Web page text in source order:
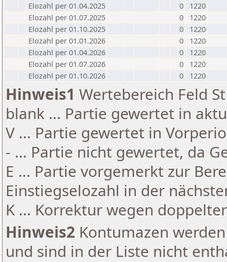
Elozahl per 01.04.2025
0
1220
Elozahl per 01.07.2025
0
1220
Elozahl per 01.10.2025
0
1220
Elozahl per 01.01.2026
0
1220
Elozahl per 01.04.2026
0
1220
Elozahl per 01.07.2026
0
1220
Elozahl per 01.10.2026
0 1220
Hinweis1 Wertebereich Feld
blank ... Partie gewertet in
V ... Partie gewertet in
- ... Partie nicht gewertet, da
E ... Partie vorgemerkt zur
Einstiegselozahl in der
K ... Korrektur wegen
Hinweis2 Kontumazen
und sind in der Liste nicht